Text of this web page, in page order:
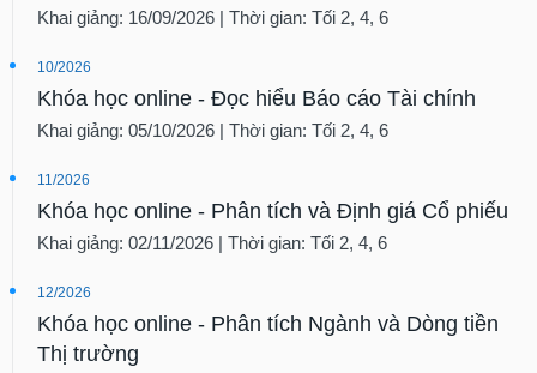
Khai giảng: 16/09/2026 | Thời gian: Tối 2, 4, 6
10/2026
Khóa học online - Đọc hiểu Báo cáo Tài chính
Khai giảng: 05/10/2026 | Thời gian: Tối 2, 4, 6
11/2026
Khóa học online - Phân tích và Định giá Cổ phiếu
Khai giảng: 02/11/2026 | Thời gian: Tối 2, 4, 6
12/2026
Khóa học online - Phân tích Ngành và Dòng tiền
Thị trường